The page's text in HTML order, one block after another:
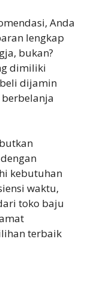
Anda
lengkap
bukan?
dimiliki
dijamin
kebutuhan
waktu,
toko baju
terbaik